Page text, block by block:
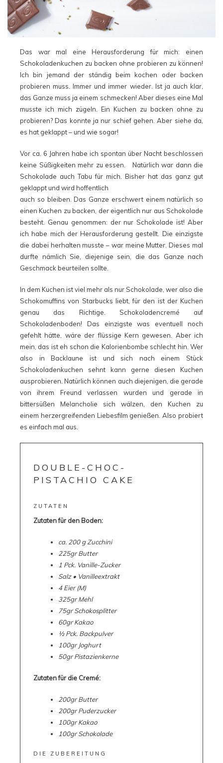
Das war mal eine Herausforderung für mich: einen
Schokoladenkuchen zu backen ohne probieren zu können!
Ich bin jemand der ständig beim kochen oder backen
probieren muss. Immer und immer wieder. Ist ja auch klar,
das Ganze muss ja einem schmecken! Aber dieses eine Mal
musste ich mich zügeln. Ein Kuchen zu backen ohne zu
probieren? Das konnte ja nur schief gehen. Aber siehe da,
es hat geklappt – und wie sogar!
Vor ca. 6 Jahren habe ich spontan über Nacht beschlossen
keine Süßigkeiten mehr zu essen. Natürlich war dann die
Schokolade auch Tabu für mich. Bisher hat das ganz gut
geklappt und wird hoffentlich
auch so bleiben. Das Ganze erschwert einem natürlich so
einen Kuchen zu backen, der eigentlich nur aus Schokolade
besteht. Genau genommen: der nur Schokolade ist! Aber
ich habe mich der Herausforderung gestellt. Die einzigste
die dabei herhalten musste – war meine Mutter. Dieses mal
durfte nämlich Sie, diejenige sein, die das Ganze nach
Geschmack beurteilen sollte.
In dem Kuchen ist viel mehr als nur Schokolade, wer also die
Schokomuffins von Starbucks liebt, für den ist der Kuchen
genau das Richtige. Schokoladencremé auf
Schokoladenboden! Das einzigste was eventuell noch
gefehlt hätte, wäre der flüssige Kern gewesen. Aber ich
mein, das ist eh schon die Kalorienbombe schlecht hin. Wer
also in Backlaune ist und sich nach einem Stück
Schokoladenkuchen sehnt kann gerne diesen Kuchen
ausprobieren. Natürlich können auch diejenigen, die gerade
von ihrem Freund verlassen wurden und gerade in
bittersüßen Melancholie sich wälzen, den Kuchen zu
einem herzergreifenden Liebesfilm genießen. Also probiert
es einfach mal aus.
DOUBLE-CHOC-
PISTACHIO CAKE
ZUTATEN
Zutaten für den Boden:
ca. 200 g Zucchini
225gr Butter
1 Pck. Vanille-Zucker
Salz • Vanilleextrakt
4 Eier (M)
325gr Mehl
75gr Schokosplitter
60gr Kakao
½ Pck. Backpulver
100gr Joghurt
50gr Pistazienkerne
Zutaten für die Cremé:
200gr Butter
200gr Puderzucker
100gr Kakao
100gr Schokolade
DIE ZUBEREITUNG